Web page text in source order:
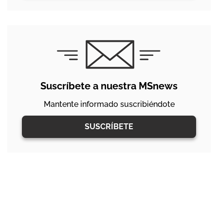
Suscríbete a nuestra MSnews
Mantente informado suscribiéndote
SUSCRÍBETE